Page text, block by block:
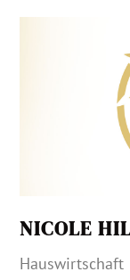
NICOLE
Hauswirtschaft